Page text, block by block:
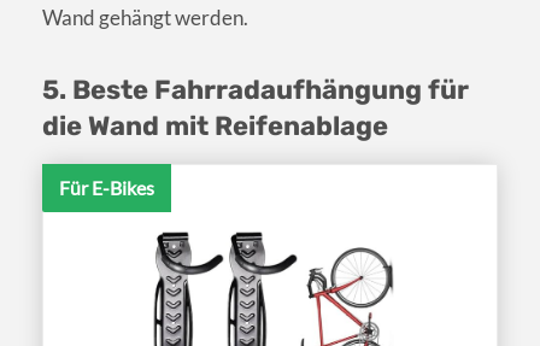
Wand gehängt werden.
5. Beste Fahrradaufhängung für
die Wand mit Reifenablage
Für E-Bikes